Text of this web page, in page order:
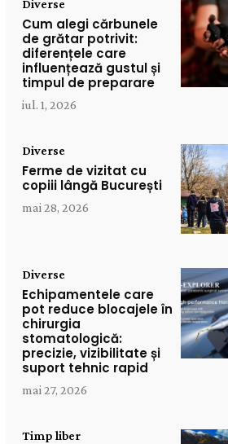
Diverse
Cum alegi cărbunele
de grătar potrivit:
diferențele care
influențează gustul și
timpul de preparare
iul. 1, 2026
Diverse
Ferme de vizitat cu
copiii lângă București
mai 28, 2026
Diverse
Echipamentele care
pot reduce blocajele în
chirurgia
stomatologică:
precizie, vizibilitate și
suport tehnic rapid
mai 27, 2026
Timp liber